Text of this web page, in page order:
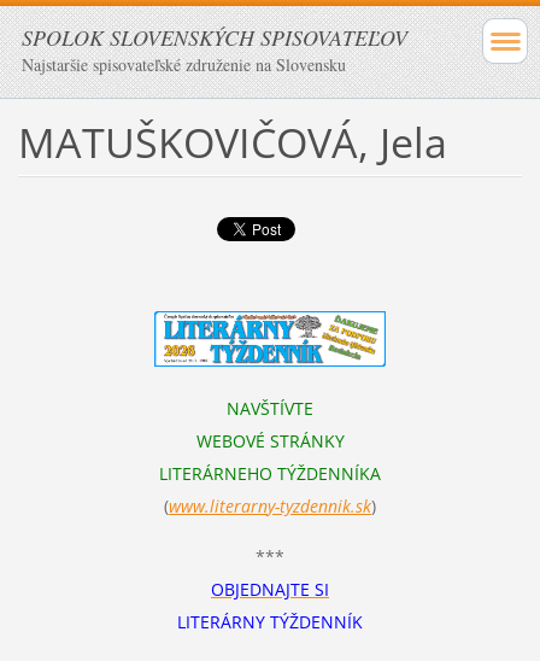
SPOLOK SLOVENSKÝCH SPISOVATEĽOV
Najstaršie spisovateľské združenie na Slovensku
MATUŠKOVIČOVÁ, Jela
NAVŠTÍVTE
WEBOVÉ STRÁNKY
LITERÁRNEHO TÝŽDENNÍKA
(www.literarny-tyzdennik.sk)
***
OBJEDNAJTE SI
LITERÁRNY TÝŽDENNÍK